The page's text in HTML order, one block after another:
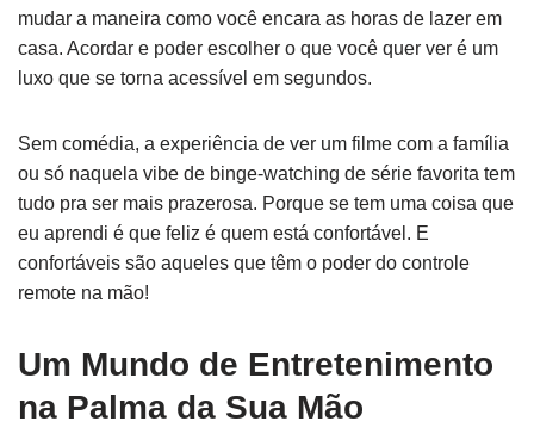
mudar a maneira como você encara as horas de lazer em
casa. Acordar e poder escolher o que você quer ver é um
luxo que se torna acessível em segundos.
Sem comédia, a experiência de ver um filme com a família
ou só naquela vibe de binge-watching de série favorita tem
tudo pra ser mais prazerosa. Porque se tem uma coisa que
eu aprendi é que feliz é quem está confortável. E
confortáveis são aqueles que têm o poder do controle
remote na mão!
Um Mundo de Entretenimento
na Palma da Sua Mão